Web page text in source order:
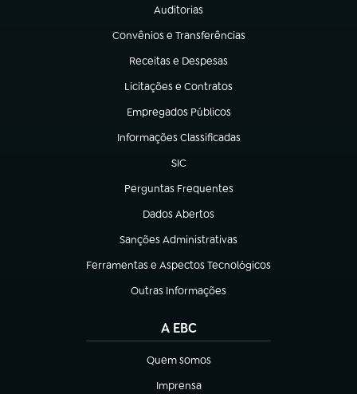
Auditorias
(abre em nova aba)
Convênios e Transferências
(abre em nova aba)
Receitas e Despesas
(abre em nova aba)
Licitações e Contratos
(abre em nova aba)
Empregados Públicos
(abre em nova aba)
Informações Classificadas
(abre em nova aba)
SIC
(abre em nova aba)
Perguntas Frequentes
(abre em nova aba)
Dados Abertos
(abre em nova aba)
Sanções Administrativas
(abre em nova aba)
Ferramentas e Aspectos Tecnológicos
(abre em nova aba)
Outras Informações
(abre em nova aba)
A EBC
Quem somos
(abre em nova aba)
Imprensa
(abre em nova aba)